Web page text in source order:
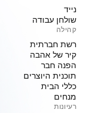
נייד
שולחן עבודה
קהילה
רשת חברתית
קיר של אהבה
הפנה חבר
תוכנית היוצרים
כללי הבית
מנחים
רעיונות